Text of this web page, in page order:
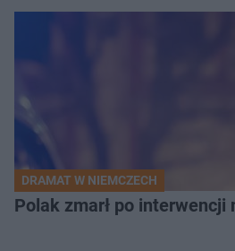
DRAMAT W NIEMCZECH
Polak zmarł po